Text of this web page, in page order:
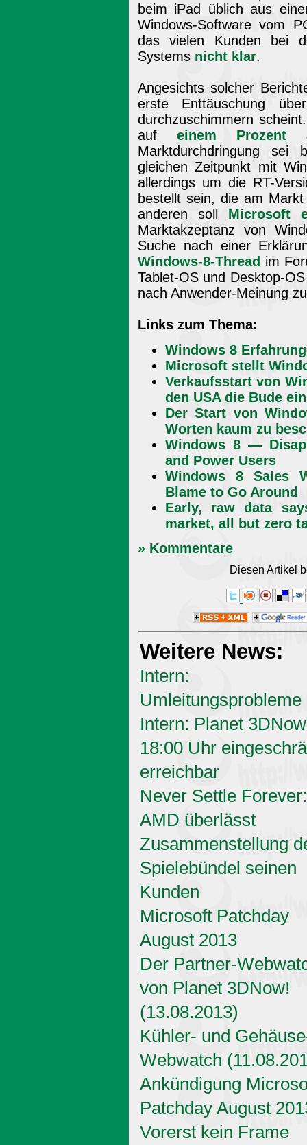
beim iPad üblich aus
Windows-Software vom
das vielen Kunden bei
Systems nicht klar.
Angesichts solcher
erste Enttäuschung
durchzuschimmern
auf einem Prozent
Marktdurchdringung
gleichen Zeitpunkt mit
allerdings um die RT-
bestellt sein, die am
anderen soll Microsoft
Marktakzeptanz von
Suche nach einer
Windows-8-Thread im
Tablet-OS und Desktop-
nach Anwender-Meinung
Links zum Thema:
Windows 8
Microsoft stellt
Verkaufsstart von
den USA die Bude ein
Der Start von
Worten kaum zu
Windows 8 —
and Power Users
Windows 8 Sales
Blame to Go Around
Early, raw data
market, all but zero
» Kommentare
Diesen Artikel
Weitere News:
Intern:
Umleitungsprobleme
Intern: Planet
18:00 Uhr
erreichbar
Never Settle Forever:
AMD überlässt
Zusammenstellung
Spielebündel seinen
Kunden
Microsoft Patchday
August 2013
Der Partner-
von Planet 3DNow!
(13.08.2013)
Kühler- und
Webwatch
Ankündigung
Patchday August
Vorerst kein Frame